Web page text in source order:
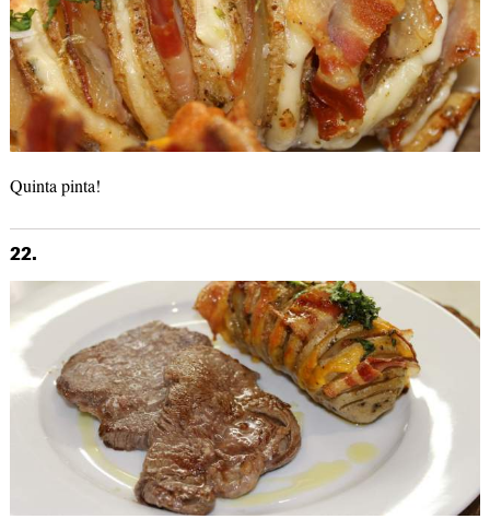
Quinta pinta!
22.